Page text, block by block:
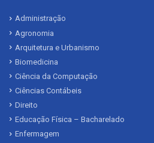
Administração
Agronomia
Arquitetura e Urbanismo
Biomedicina
Ciência da Computação
Ciências Contábeis
Direito
Educação Física – Bacharelado
Enfermagem